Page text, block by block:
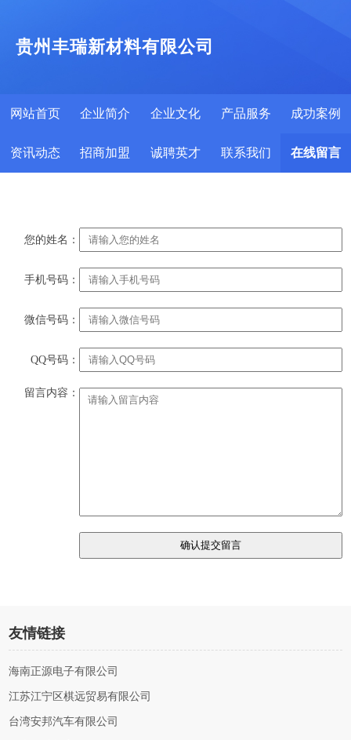
贵州丰瑞新材料有限公司
网站首页 企业简介 企业文化 产品服务 成功案例
资讯动态 招商加盟 诚聘英才 联系我们 在线留言
您的姓名：
手机号码：
微信号码：
QQ号码：
留言内容：
友情链接
海南正源电子有限公司
江苏江宁区棋远贸易有限公司
台湾安邦汽车有限公司